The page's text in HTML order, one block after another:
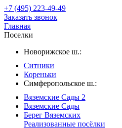
+7 (495) 223-49-49
Заказать звонок
Главная
Поселки
Новорижское ш.:
Ситники
Кореньки
Симферопольское ш.:
Вяземские Сады 2
Вяземские Сады
Берег Вяземскиx
Реализованные посёлки